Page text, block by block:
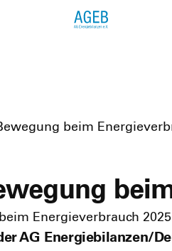
beim
Energieverbrauch 2025
AG Energiebilanzen/